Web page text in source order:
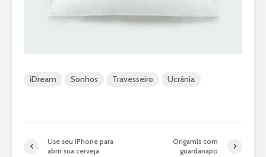
iDream Sonhos Travesseiro Ucrânia
Use seu iPhone para
abrir sua cerveja
Origamis com
guardanapo